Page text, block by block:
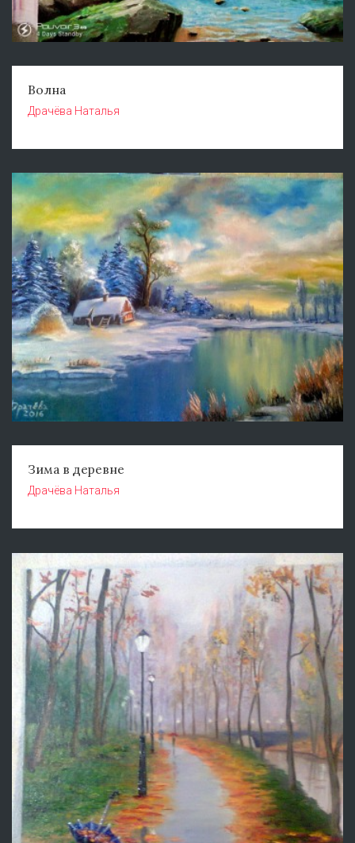
Волна
Драчёва Наталья
Зима в деревне
Драчёва Наталья